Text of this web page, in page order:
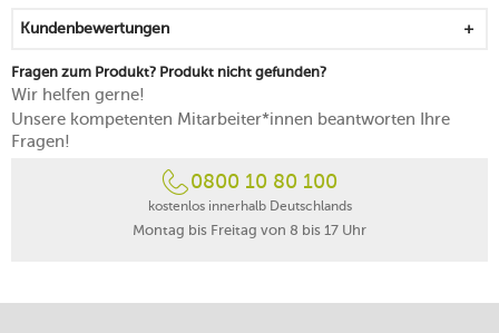
Kundenbewertungen
Fragen zum Produkt? Produkt nicht gefunden?
Wir helfen gerne!
Unsere kompetenten Mitarbeiter*innen beantworten Ihre
Fragen!
0800 10 80 100
kostenlos innerhalb Deutschlands
Montag bis Freitag von 8 bis 17 Uhr